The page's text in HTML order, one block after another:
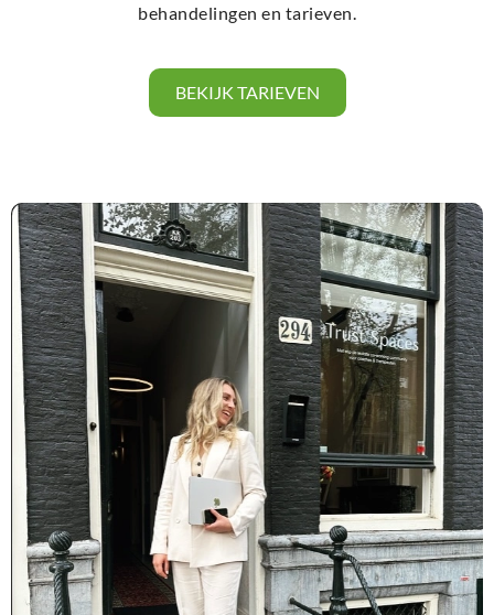
behandelingen en tarieven.
BEKIJK TARIEVEN